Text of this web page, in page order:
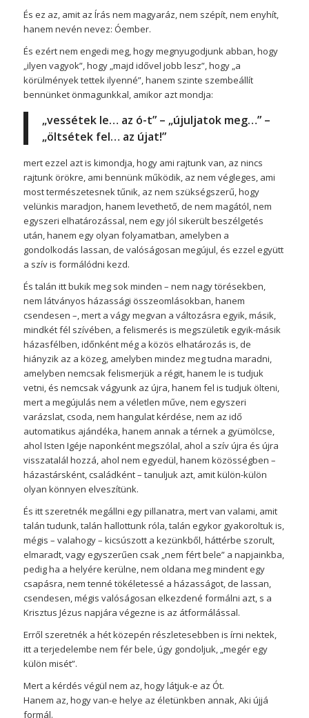
És ez az, amit az Írás nem magyaráz, nem szépít, nem enyhít,
hanem nevén nevez: Óember.
És ezért nem engedi meg, hogy megnyugodjunk abban, hogy
„ilyen vagyok”, hogy „majd idővel jobb lesz”, hogy „a
körülmények tettek ilyenné”, hanem szinte szembeállít
bennünket önmagunkkal, amikor azt mondja:
„vessétek le… az ó-t” – „újuljatok meg…” –
„öltsétek fel… az újat!”
mert ezzel azt is kimondja, hogy ami rajtunk van, az nincs
rajtunk örökre, ami bennünk működik, az nem végleges, ami
most természetesnek tűnik, az nem szükségszerű, hogy
velünkis maradjon, hanem levethető, de nem magától, nem
egyszeri elhatározással, nem egy jól sikerült beszélgetés
után, hanem egy olyan folyamatban, amelyben a
gondolkodás lassan, de valóságosan megújul, és ezzel együtt
a szív is formálódni kezd.
És talán itt bukik meg sok minden – nem nagy törésekben,
nem látványos házassági összeomlásokban, hanem
csendesen –, mert a vágy megvan a változásra egyik, másik,
mindkét fél szívében, a felismerés is megszületik egyik-másik
házasfélben, időnként még a közös elhatározás is, de
hiányzik az a közeg, amelyben mindez meg tudna maradni,
amelyben nemcsak felismerjük a régit, hanem le is tudjuk
vetni, és nemcsak vágyunk az újra, hanem fel is tudjuk ölteni,
mert a megújulás nem a véletlen műve, nem egyszeri
varázslat, csoda, nem hangulat kérdése, nem az idő
automatikus ajándéka, hanem annak a térnek a gyümölcse,
ahol Isten Igéje naponként megszólal, ahol a szív újra és újra
visszatalál hozzá, ahol nem egyedül, hanem közösségben –
házastársként, családként – tanuljuk azt, amit külön-külön
olyan könnyen elveszítünk.
És itt szeretnék megállni egy pillanatra, mert van valami, amit
talán tudunk, talán hallottunk róla, talán egykor gyakoroltuk is,
mégis – valahogy – kicsúszott a kezünkből, háttérbe szorult,
elmaradt, vagy egyszerűen csak „nem fért bele” a napjainkba,
pedig ha a helyére kerülne, nem oldana meg mindent egy
csapásra, nem tenné tökéletessé a házasságot, de lassan,
csendesen, mégis valóságosan elkezdené formálni azt, s a
Krisztus Jézus napjára végezne is az átformálással.
Erről szeretnék a hét közepén részletesebben is írni nektek,
itt a terjedelembe nem fér bele, úgy gondoljuk, „megér egy
külön misét”.
Mert a kérdés végül nem az, hogy látjuk-e az Ót.
Hanem az, hogy van-e helye az életünkben annak, Aki újjá
formál.